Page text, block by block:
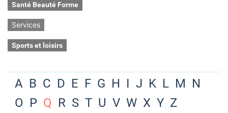
Santé Beauté Forme
Services
Sports et loisirs
A B C D E F G H I J K L M N
O P Q R S T U V W X Y Z